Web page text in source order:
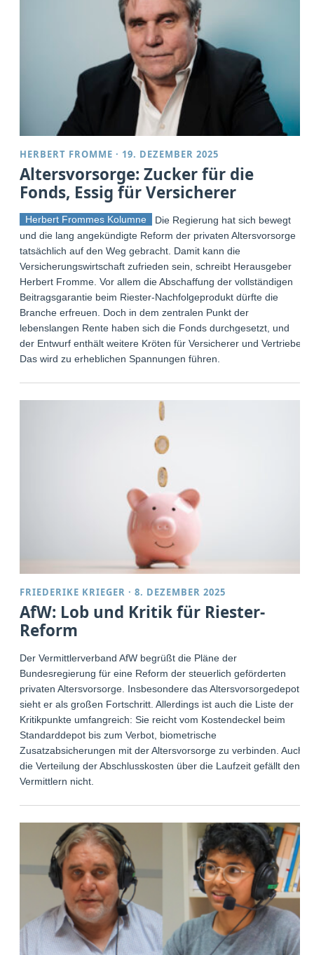
HERBERT FROMME · 19. DEZEMBER 2025
Altersvorsorge: Zucker für die
Fonds, Essig für Versicherer
Herbert Frommes Kolumne
Die Regierung hat sich bewegt
und die lang angekündigte Reform der privaten Altersvorsorge
tatsächlich auf den Weg gebracht. Damit kann die
Versicherungswirtschaft zufrieden sein, schreibt Herausgeber
Herbert Fromme. Vor allem die Abschaffung der vollständigen
Beitragsgarantie beim Riester-Nachfolgeprodukt dürfte die
Branche erfreuen. Doch in dem zentralen Punkt der
lebenslangen Rente haben sich die Fonds durchgesetzt, und
der Entwurf enthält weitere Kröten für Versicherer und Vertriebe.
Das wird zu erheblichen Spannungen führen.
FRIEDERIKE KRIEGER ·8. DEZEMBER 2025
AfW: Lob und Kritik für Riester-
Reform
Der Vermittlerverband AfW begrüßt die Pläne der
Bundesregierung für eine Reform der steuerlich geförderten
privaten Altersvorsorge. Insbesondere das Altersvorsorgedepot
sieht er als großen Fortschritt. Allerdings ist auch die Liste der
Kritikpunkte umfangreich: Sie reicht vom Kostendeckel beim
Standarddepot bis zum Verbot, biometrische
Zusatzabsicherungen mit der Altersvorsorge zu verbinden. Auch
die Verteilung der Abschlusskosten über die Laufzeit gefällt den
Vermittlern nicht.